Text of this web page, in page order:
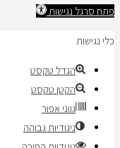
פתח סרגל נגישות
כלי נגישות
הגדל טקסט
הקטן טקסט
גווני אפור
ניגודיות גבוהה